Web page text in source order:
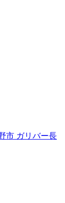
市 ガリバー長